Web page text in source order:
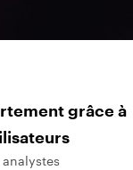
grâce à